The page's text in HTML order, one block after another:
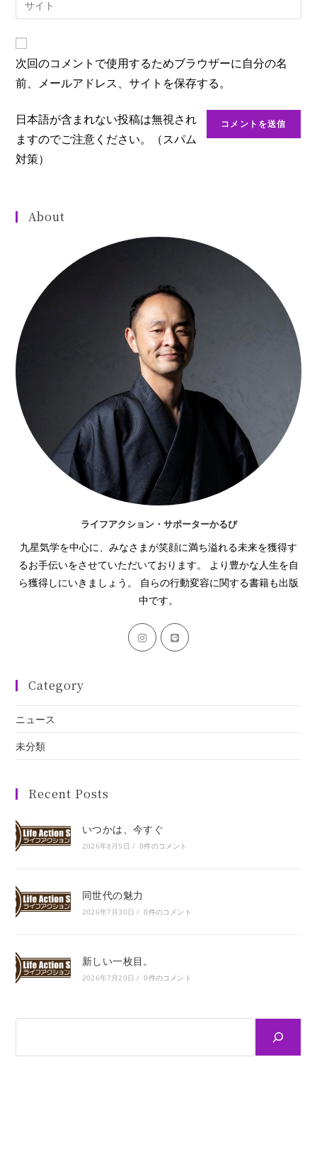
次回のコメントで使用するためブラウザーに自分の名
前、メールアドレス、サイトを保存する。
日本語が含まれない投稿は無視され
ますのでご注意ください。（スパム
対策）
About
ライフアクション・サポーターかるび
九星気学を中心に、みなさまが笑顔に満ち溢れる未来を獲得す
るお手伝いをさせていただいております。 より豊かな人生を自
ら獲得しにいきましょう。 自らの行動変容に関する書籍も出版
中です。
Category
ニュース
未分類
Recent Posts
いつかは、今すぐ
2026年8月5日 / 0件のコメント
同世代の魅力
2026年7月30日 / 0件のコメント
新しい一枚目。
2026年7月20日 / 0件のコメント